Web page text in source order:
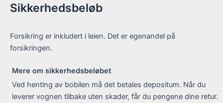
Sikkerhedsbeløb
Forsikring er inkludert i leien. Det er egenandel på
forsikringen.
Mere om sikkerhedsbeløbet
Ved henting av bobilen må det betales depositum. Når du
leverer vognen tilbake uten skader, får du pengene dine retur.